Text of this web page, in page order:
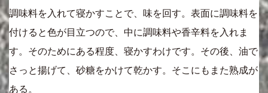
調味料を入れて寝かすことで、味を回す。表面に調味料を
付けると色が目立つので、中に調味料や香辛料を入れま
す。そのためにある程度、寝かすわけです。その後、油で
さっと揚げて、砂糖をかけて乾かす。そこにもまた熟成が
ある。